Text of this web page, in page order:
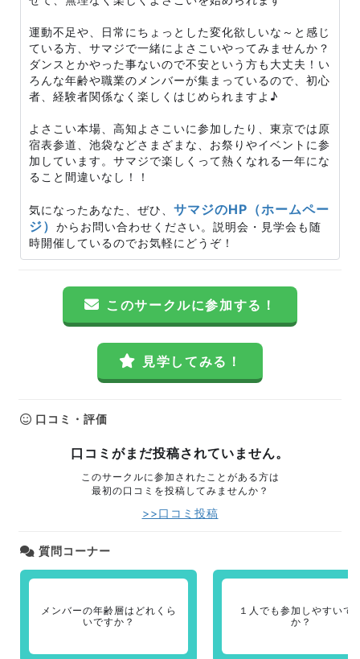
運動不足や、日常にちょっとした変化欲しいな～と感じ
ている方、サマジで一緒によさこいやってみませんか？
ダンスとかやった事ないので不安という方も大丈夫！い
ろんな年齢や職業のメンバーが集まっているので、初心
者、経験者関係なく楽しくはじめられますよ♪
よさこい本場、高知よさこいに参加したり、東京では原
宿表参道、池袋などさまざまな、お祭りやイベントに参
加しています。サマジで楽しくって熱くなれる一年にな
ること間違いなし！！
気になったあなた、ぜひ、 サマジのHP（ホームペー
ジ） からお問い合わせください。説明会・見学会も随
時開催しているのでお気軽にどうぞ！
このサークルに参加する！
見学してみる！
口コミ・評価
口コミがまだ投稿されていません。
このサークルに参加されたことがある方は
最初の口コミを投稿してみませんか？
>>口コミ投稿
質問コーナー
メンバーの年齢層はどれくら
いですか？
１人でも参加しやすいで
か？